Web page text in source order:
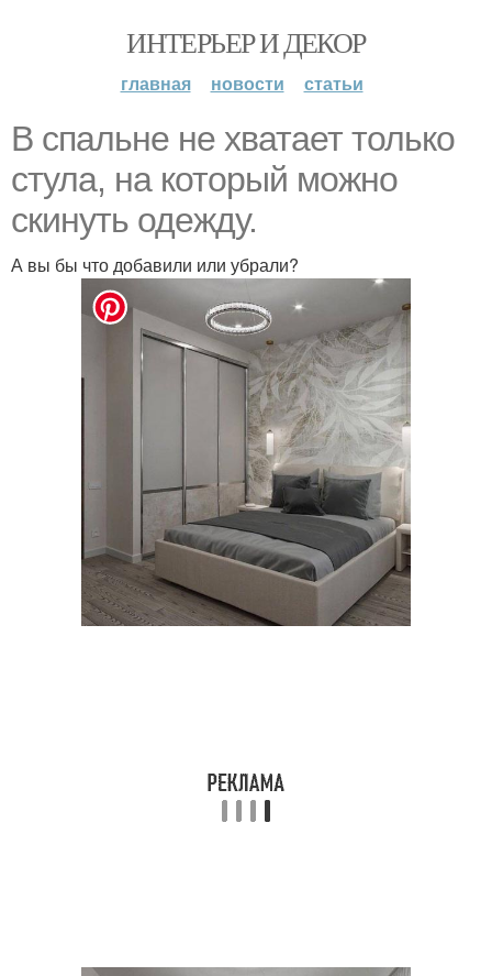
ИНТЕРЬЕР И ДЕКОР
главная новости статьи
В спальне не хватает только
стула, на который можно
скинуть одежду.
А вы бы что добавили или убрали?